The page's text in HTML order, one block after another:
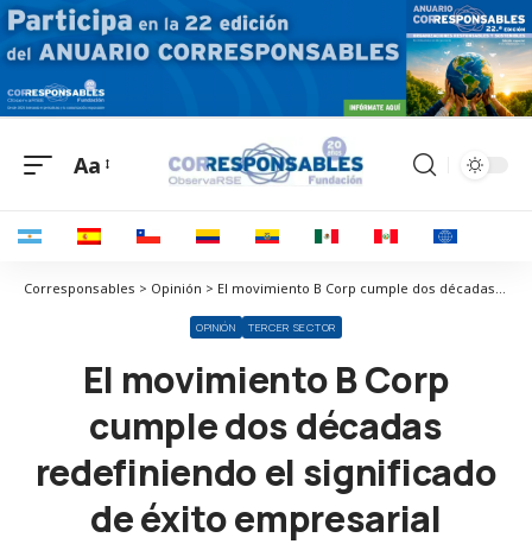
Aa
Corresponsables > Opinión > El movimiento B Corp cumple dos décadas redefiniendo el significado de éxito empresarial
OPINIÓN TERCER SECTOR
El movimiento B Corp
cumple dos décadas
redefiniendo el significado
de éxito empresarial